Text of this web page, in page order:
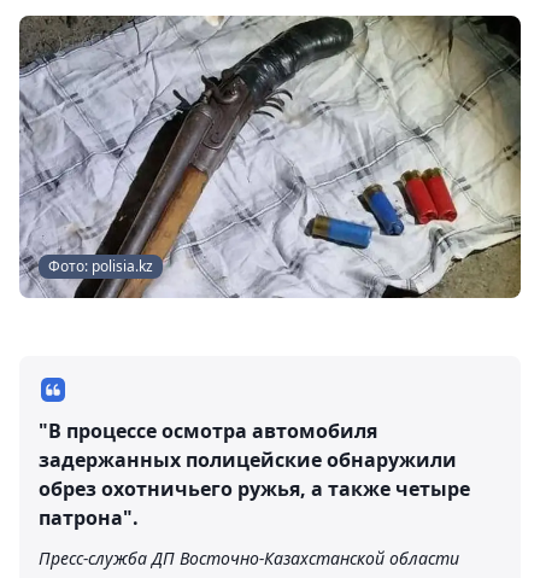
Фото: polisia.kz
"В процессе осмотра автомобиля
задержанных полицейские обнаружили
обрез охотничьего ружья, а также четыре
патрона".
Пресс-служба ДП Восточно-Казахстанской области